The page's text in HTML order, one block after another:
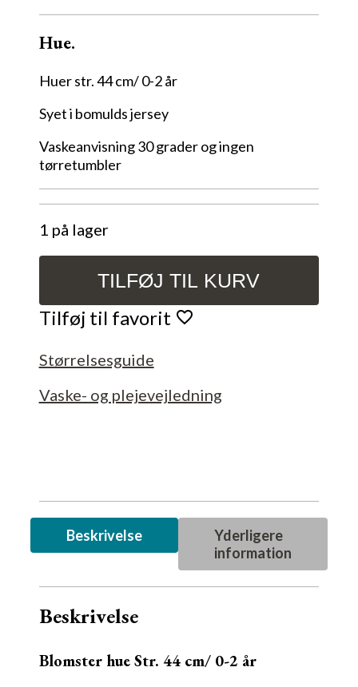
Hue.
Huer str. 44 cm/ 0-2 år
Syet i bomulds jersey
Vaskeanvisning 30 grader og ingen
tørretumbler
1 på lager
Blomster
hue
Str.
44
cm/
0-
TILFØJ TIL KURV
Tilføj til favorit
Størrelsesguide
Vaske- og plejevejledning
Beskrivelse
Yderligere
information
Beskrivelse
Blomster hue Str. 44 cm/ 0-2 år